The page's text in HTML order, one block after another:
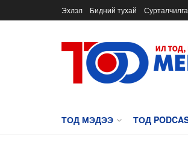
Эхлэл Бидний тухай
ТОД МЭДЭЭ ТОД